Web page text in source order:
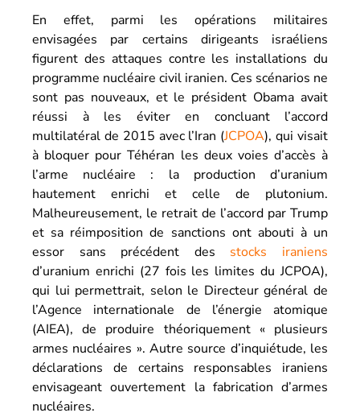
En effet, parmi les opérations militaires
envisagées par certains dirigeants israéliens
figurent des attaques contre les installations du
programme nucléaire civil iranien. Ces scénarios ne
sont pas nouveaux, et le président Obama avait
réussi à les éviter en concluant l’accord
multilatéral de 2015 avec l’Iran (JCPOA), qui visait
à bloquer pour Téhéran les deux voies d’accès à
l’arme nucléaire : la production d’uranium
hautement enrichi et celle de plutonium.
Malheureusement, le retrait de l’accord par Trump
et sa réimposition de sanctions ont abouti à un
essor sans précédent des stocks iraniens
d’uranium enrichi (27 fois les limites du JCPOA),
qui lui permettrait, selon le Directeur général de
l’Agence internationale de l’énergie atomique
(AIEA), de produire théoriquement « plusieurs
armes nucléaires ». Autre source d’inquiétude, les
déclarations de certains responsables iraniens
envisageant ouvertement la fabrication d’armes
nucléaires.